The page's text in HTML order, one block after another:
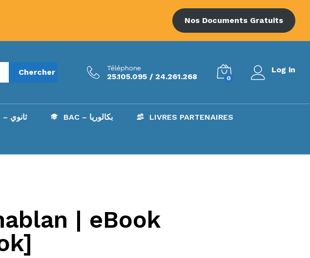
Nos Documents Gratuits
Chercher Téléphone
25.105.095 / 24.261.268 0
Log in
SECONDAIRE – ثانوي BAC – بكالوريا LIVRES PARTENAIRES
| eBook